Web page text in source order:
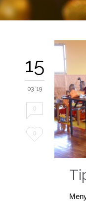
15
03 '19
0
Love
0